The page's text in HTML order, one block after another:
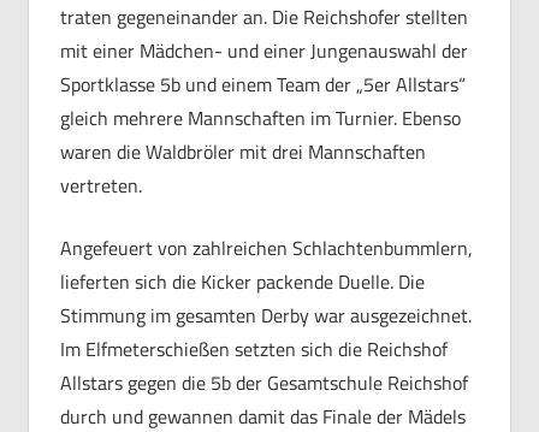
traten gegeneinander an. Die Reichshofer stellten
mit einer Mädchen- und einer Jungenauswahl der
Sportklasse 5b und einem Team der „5er Allstars“
gleich mehrere Mannschaften im Turnier. Ebenso
waren die Waldbröler mit drei Mannschaften
vertreten.
Angefeuert von zahlreichen Schlachtenbummlern,
lieferten sich die Kicker packende Duelle. Die
Stimmung im gesamten Derby war ausgezeichnet.
Im Elfmeterschießen setzten sich die Reichshof
Allstars gegen die 5b der Gesamtschule Reichshof
durch und gewannen damit das Finale der Mädels